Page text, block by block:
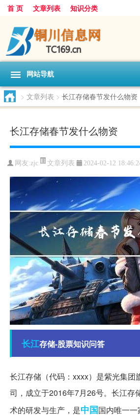
首 页 文章列表 知识分类
网站导航
> 文章列表 > 长江存储春节发什么物资
长江存储春节发什么物资
网友:zjc 文章列表 2024-02-12
长江存储-股票知识问答
长江存储（代码：xxxx）是紫光集团
司，成立于2016年7月26号。长江存
术的研发与生产，是中国国内唯一一